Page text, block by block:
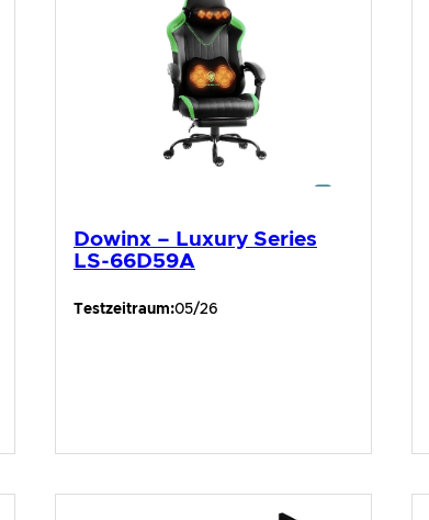
Dowinx – Luxury Series
LS-66D59A
Testzeitraum:05/26